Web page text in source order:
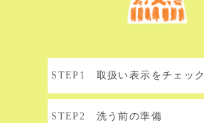
STEP1 取扱い表示をチェック
STEP2 洗う前の準備